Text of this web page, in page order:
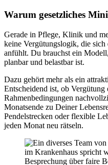
Warum gesetzliches
Gerade in Pflege, Klinik und
keine Vergütungslogik, die sich
anfühlt. Du brauchst ein
planbar und belastbar ist.
Dazu gehört mehr als ein
Entscheidend ist, ob
Rahmenbedingungen
Monatsende zu Deiner
Pendelstrecken oder flexible
jeden Monat neu rätseln.